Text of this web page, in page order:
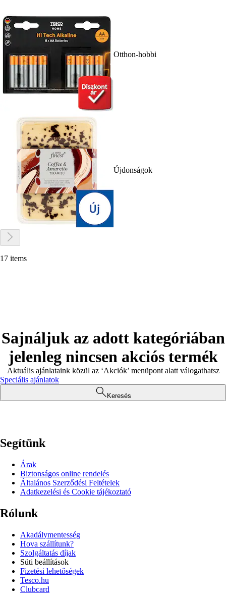
Otthon-hobbi
Újdonságok
17 items
Sajnáljuk az adott kategóriában
jelenleg nincsen akciós termék
Aktuális ajánlataink közül az ‘Akciók’ menüpont alatt válogathatsz
Speciális ajánlatok
Keresés
Segítünk
Árak
Biztonságos online rendelés
Általános Szerződési Feltételek
Adatkezelési és Cookie tájékoztató
Rólunk
Akadálymentesség
Hova szállítunk?
Szolgáltatás díjak
Süti beállítások
Fizetési lehetőségek
Tesco.hu
Clubcard